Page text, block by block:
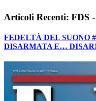
Articoli Recenti: FDS
FEDELTÀ DEL SUONO
DISARMATA E…